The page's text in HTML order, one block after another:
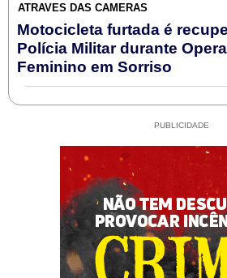
ATRAVÉS DAS CÂMERAS
Motocicleta furtada é
Polícia Militar durante
Feminino em Sorriso
PUBLICIDADE